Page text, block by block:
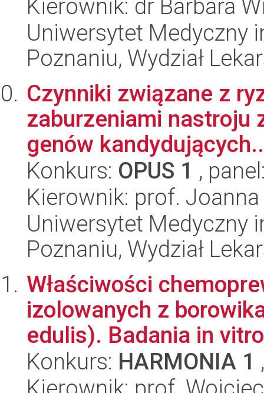
Kierownik: dr Barbara
Uniwersytet Medyczny
Poznaniu, Wydział
Czynniki związane z
zaburzeniami nastroju
genów
Konkurs: OPUS 1 ,
Kierownik: prof.
Uniwersytet Medyczny
Poznaniu, Wydział
Właściwości
izolowanych z
edulis). Badania in
Konkurs: HARMONIA 1